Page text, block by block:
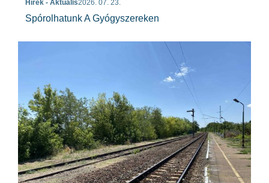
Hírek - Aktuális2026. 07. 23.
Spórolhatunk A Gyógyszereken